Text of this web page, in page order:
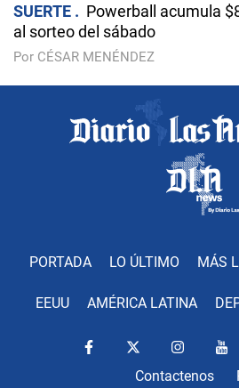
SUERTE
Powerball acumula
al sorteo del sábado
Por CÉSAR MENÉNDEZ
PORTADA LO ÚLTIMO MÁS
EEUU AMÉRICA LATINA
Contactenos